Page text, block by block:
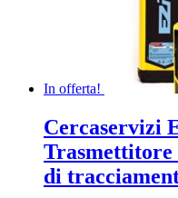
In offerta!
Cercaservizi
Trasmettitore
di